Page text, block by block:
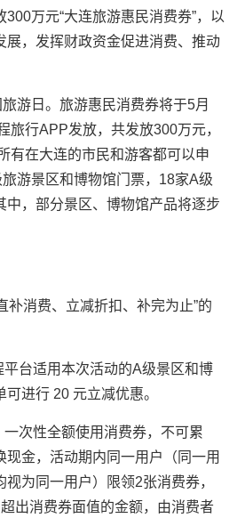
万元“大连旅游惠民消费券”，以
展，发挥财政资金促进消费、推动
游日。旅游惠民消费券将于5月
旅行APP发放，共发放300万元，
有在大连的市民和游客都可以申
游景区和博物馆门票，18家A级
中，部分景区、博物馆产品将逐步
补消费、立减折扣、补完为止”的
平台适用本次活动的A级景区和博
进行 20 元立减优惠。
次性全额使用消费券，不可累
现金，活动期内同一用户（同一用
为同一用户）限领2张消费券，
出消费券面值的金额，由消费者